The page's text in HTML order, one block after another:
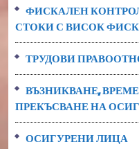
ФИСКАЛЕН
СТОКИ С ВИСОК
ТРУДОВИ
ВЪЗНИКВАНЕ,
ПРЕКЪСВАНЕ НА
ОСИГУРЕНИ ЛИЦА